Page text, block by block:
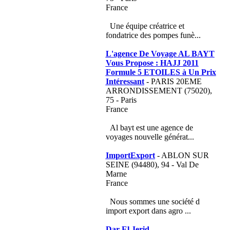
France
Une équipe créatrice et
fondatrice des pompes funè...
L'agence De Voyage AL BAYT
Vous Propose : HAJJ 2011
Formule 5 ETOILES à Un Prix
Intéressant- PARIS 20EME
ARRONDISSEMENT (75020),
75 - Paris
France
Al bayt est une agence de
voyages nouvelle générat...
ImportExport- ABLON SUR
SEINE (94480), 94 - Val De
Marne
France
Nous sommes une société d
import export dans agro ...